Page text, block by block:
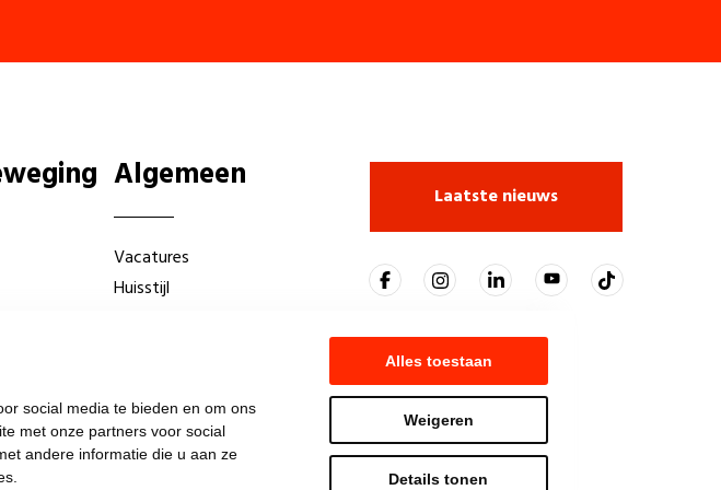
social media te bieden en om ons
met onze partners voor social
andere informatie die u aan ze
Alles toestaan
Weigeren
Details tonen
Algemeen
Vacatures
Huisstijl
Laatste nieuws